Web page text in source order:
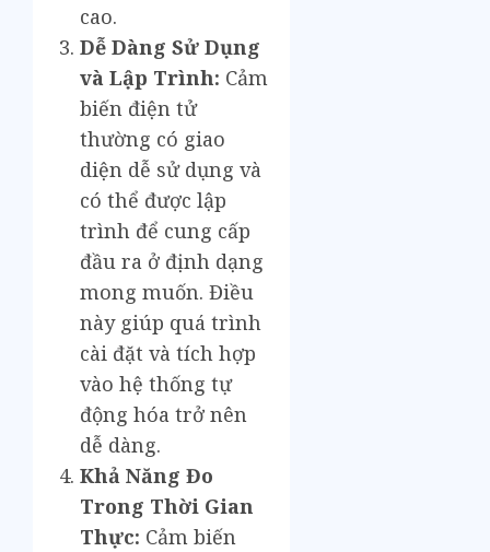
cao.
Dễ Dàng Sử Dụng
và Lập Trình: Cảm
biến điện tử
thường có giao
diện dễ sử dụng và
có thể được lập
trình để cung cấp
đầu ra ở định dạng
mong muốn. Điều
này giúp quá trình
cài đặt và tích hợp
vào hệ thống tự
động hóa trở nên
dễ dàng.
Khả Năng Đo
Trong Thời Gian
Thực: Cảm biến